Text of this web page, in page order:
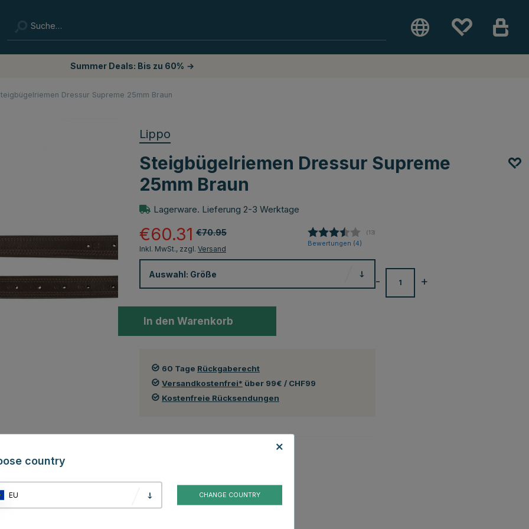
Summer Deals: Bis zu 60% →
Dressur Supreme 25mm Braun
Lippo
Steigbügelriemen Dressur Supreme
25mm Braun
Lagerware. Lieferung 2-3 Werktage
€70.95
€60.31 (abgegebene bewertungen:
13)
Bewertungen (4)
Inkl. MwSt., zzgl. Versand
Auswahl: Größe +
-
In den Warenkorb
60 Tage Rückgaberecht
Versandkostenfrei* über 99€ / CHF99
Kostenfreie Rücksendungen
Auch in folgenden Farben erhältlich
country
EU CHANGE COUNTRY